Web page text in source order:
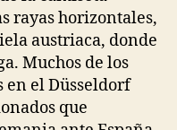
rayas horizontales,
austriaca, donde
Muchos de los
en el Düsseldorf
que